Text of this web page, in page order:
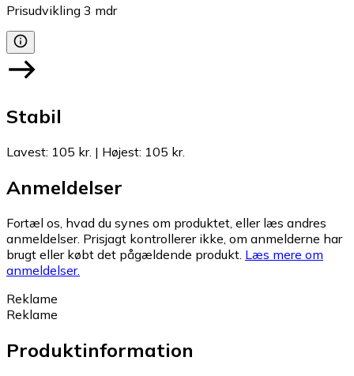
Prisudvikling 3 mdr
Stabil
Lavest: 105 kr. | Højest: 105 kr.
Anmeldelser
Fortæl os, hvad du synes om produktet, eller læs andres
anmeldelser. Prisjagt kontrollerer ikke, om anmelderne har
brugt eller købt det pågældende produkt. Læs mere om
anmeldelser.
Reklame
Reklame
Produktinformation